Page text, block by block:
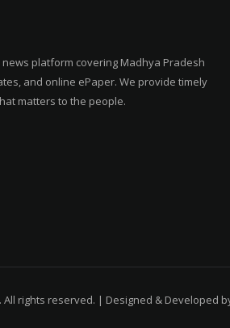
news platform covering Madhya Pradesh
and online ePaper. We provide timely
matters to the people.
All rights reserved. | Designed & Developed